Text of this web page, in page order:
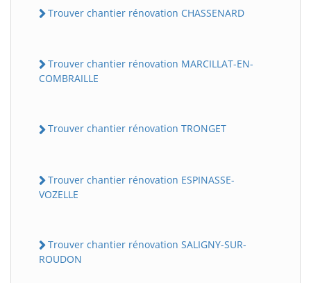
Trouver chantier rénovation CHASSENARD
Trouver chantier rénovation MARCILLAT-EN-
COMBRAILLE
Trouver chantier rénovation TRONGET
Trouver chantier rénovation ESPINASSE-
VOZELLE
Trouver chantier rénovation SALIGNY-SUR-
ROUDON